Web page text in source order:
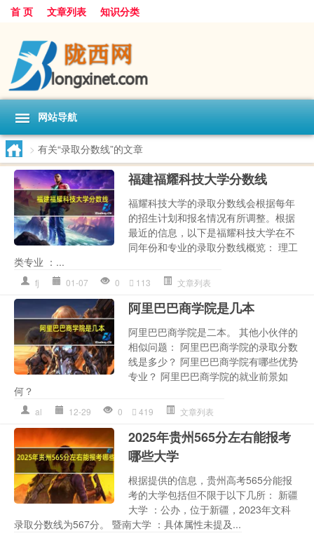
首 页 文章列表 知识分类
网站导航
> 有关“录取分数线”的文章
福建福耀科技大学分数线
福耀科技大学的录取分数线会根据每年
的招生计划和报名情况有所调整。根据
最近的信息，以下是福耀科技大学在不
同年份和专业的录取分数线概览： 理工
类专业 ：...
fj 01-07 0 113 文章列表
阿里巴巴商学院是几本
阿里巴巴商学院是二本。 其他小伙伴的
相似问题： 阿里巴巴商学院的录取分数
线是多少？ 阿里巴巴商学院有哪些优势
专业？ 阿里巴巴商学院的就业前景如
何？
al 12-29 0 419 文章列表
2025年贵州565分左右能报考
哪些大学
根据提供的信息，贵州高考565分能报
考的大学包括但不限于以下几所： 新疆
大学 ：公办，位于新疆，2023年文科
录取分数线为567分。 暨南大学 ：具体属性未提及...